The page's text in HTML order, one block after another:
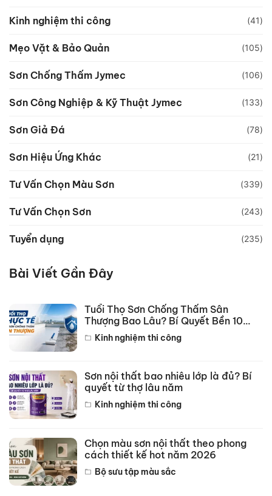
Kinh nghiệm thi công (41)
Mẹo Vặt & Bảo Quản (105)
Sơn Chống Thấm Jymec (106)
Sơn Công Nghiệp & Kỹ Thuật Jymec (133)
Sơn Giả Đá (78)
Sơn Hiệu Ứng Khác (21)
Tư Vấn Chọn Màu Sơn (339)
Tư Vấn Chọn Sơn (243)
Tuyển dụng (235)
Bài Viết Gần Đây
Tuổi Thọ Sơn Chống Thấm Sân
Thượng Bao Lâu? Bí Quyết Bền 10
NămKinh nghiệm thi công
Sơn nội thất bao nhiêu lớp là đủ? Bí
quyết từ thợ lâu năm
Kinh nghiệm thi công
Chọn màu sơn nội thất theo phong
cách thiết kế hot năm 2026
Bộ sưu tập màu sắc